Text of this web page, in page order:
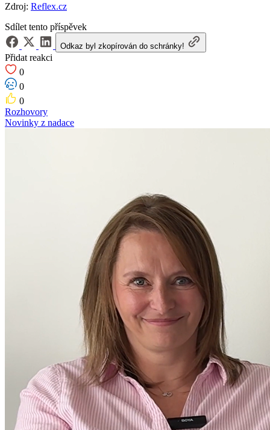
Zdroj: Reflex.cz
Sdílet tento příspěvek
Odkaz byl zkopírován do schránky!
Přidat reakci
0
0
0
Rozhovory
Novinky z nadace